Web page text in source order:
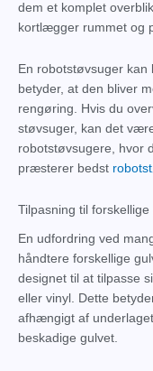
dem et komplet
kortlægger rummet og
En robotstøvsuger
betyder, at den bliver
rengøring. Hvis du
støvsuger, kan det
robotstøvsugere, hvor
præsterer bedst
Tilpasning til
En udfordring ved
håndtere forskellige
designet til at tilpasse
eller vinyl. Dette
afhængigt af
beskadige gulvet.